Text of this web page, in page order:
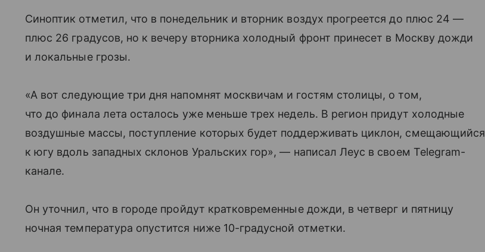
Синоптик отметил, что в понедельник и вторник воздух прогреется до плюс 24 —
плюс 26 градусов, но к вечеру вторника холодный фронт принесет в Москву дожди
и локальные грозы.
«А вот следующие три дня напомнят москвичам и гостям столицы, о том,
что до финала лета осталось уже меньше трех недель. В регион придут холодные
воздушные массы, поступление которых будет поддерживать циклон, смещающийся
к югу вдоль западных склонов Уральских гор», — написал Леус в своем Telegram-
канале.
Он уточнил, что в городе пройдут кратковременные дожди, в четверг и пятницу
ночная температура опустится ниже 10-градусной отметки.